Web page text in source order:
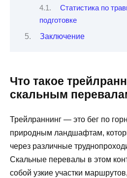
Статистика по
подготовке
Заключение
Что такое
скальным
Трейлраннинг — это бег по
природным ландшафтам,
через различные
Скальные перевалы в этом
собой узкие участки